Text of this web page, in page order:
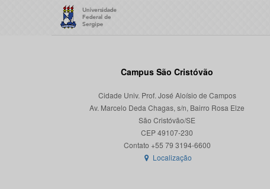
Campus São Cristóvão
Cidade Univ. Prof. José Aloísio de Campos
Av. Marcelo Deda Chagas, s/n, Bairro Rosa Elze
São Cristóvão/SE
CEP 49107-230
Localização